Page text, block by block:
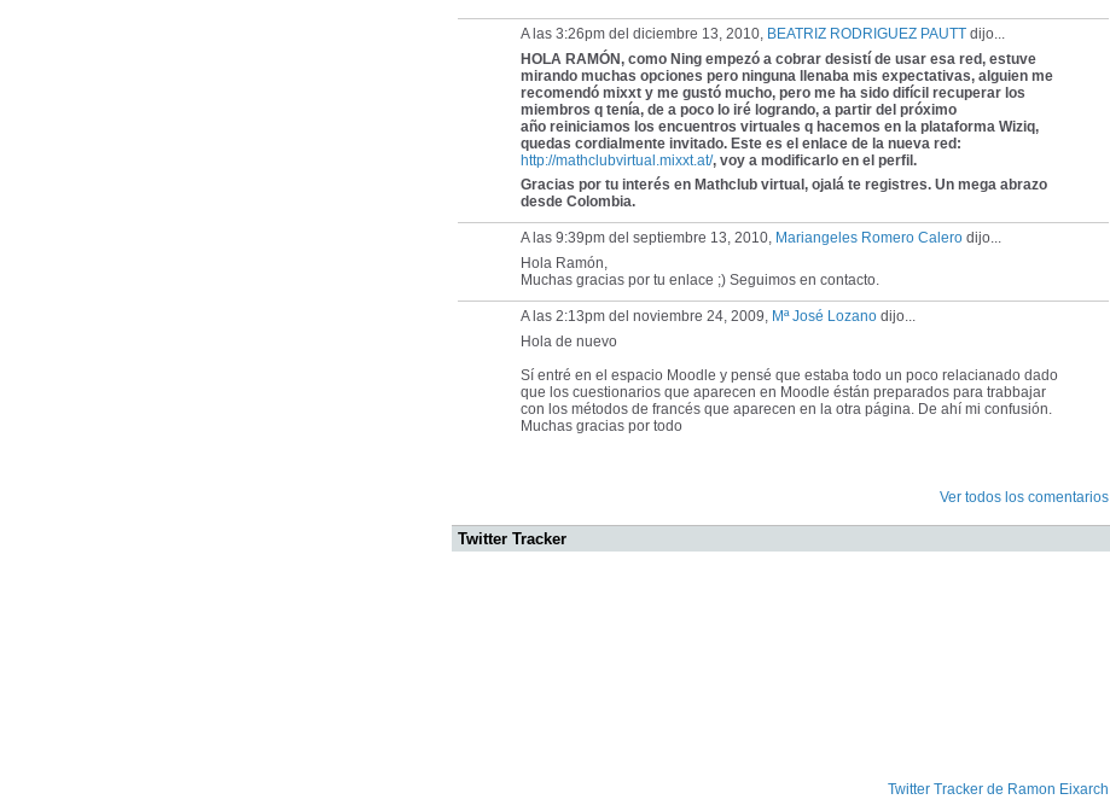
A las 3:26pm del diciembre 13, 2010, BEATRIZ RODRIGUEZ PAUTT dijo...
HOLA RAMÓN, como Ning empezó a cobrar desistí de usar esa red, estuve
mirando muchas opciones pero ninguna llenaba mis expectativas, alguien me
recomendó mixxt y me gustó mucho, pero me ha sido difícil recuperar los
miembros q tenía, de a poco lo iré logrando, a partir del próximo
año reiniciamos los encuentros virtuales q hacemos en la plataforma Wiziq,
quedas cordialmente invitado. Este es el enlace de la nueva red:
http://mathclubvirtual.mixxt.at/, voy a modificarlo en el perfil.
Gracias por tu interés en Mathclub virtual, ojalá te registres. Un mega abrazo
desde Colombia.
A las 9:39pm del septiembre 13, 2010, Mariangeles Romero Calero dijo...
Hola Ramón,
Muchas gracias por tu enlace ;) Seguimos en contacto.
A las 2:13pm del noviembre 24, 2009, Mª José Lozano dijo...
Hola de nuevo
Sí entré en el espacio Moodle y pensé que estaba todo un poco relacianado dado
que los cuestionarios que aparecen en Moodle éstán preparados para trabbajar
con los métodos de francés que aparecen en la otra página. De ahí mi confusión.
Muchas gracias por todo
Ver todos los comentarios
Twitter Tracker
Twitter Tracker de Ramon Eixarch